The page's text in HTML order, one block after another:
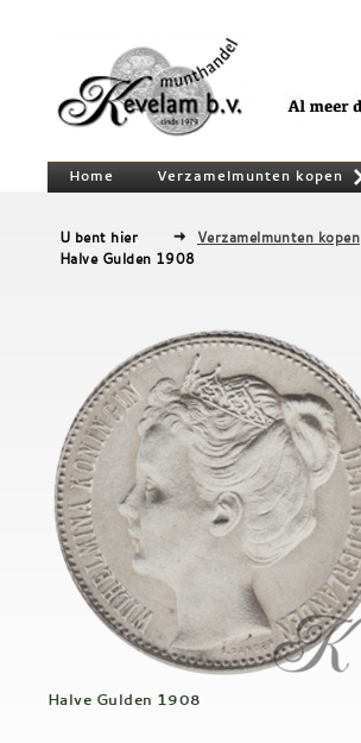
Home Verzamelmunten kopen
U bent hier Verzamelmunten kopen
Halve Gulden 1908
Halve Gulden 1908